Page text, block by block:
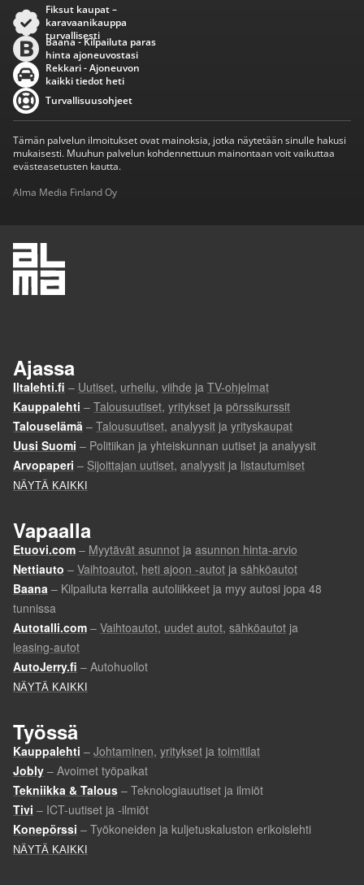
Fiksut kaupat –
karavaanikauppa
turvallisesti
Baana - Kilpailuta paras
hinta ajoneuvostasi
Rekkari - Ajoneuvon
kaikki tiedot heti
Turvallisuusohjeet
Tämän palvelun ilmoitukset ovat mainoksia, jotka näytetään sinulle hakusi
mukaisesti. Muuhun palvelun kohdennettuun mainontaan voit vaikuttaa
evästeasetusten kautta.
Alma Media Finland Oy